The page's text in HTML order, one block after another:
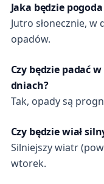
Jaka będzie
Jutro słonecznie,
opadów.
Czy będzie padać
dniach?
Tak, opady są
Czy będzie wiał
Silniejszy wiatr
wtorek.